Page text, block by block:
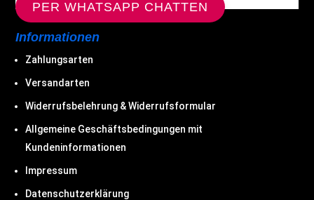
PER WHATSAPP CHATTEN
Informationen
Zahlungsarten
Versandarten
Widerrufsbelehrung & Widerrufsformular
Allgemeine Geschäftsbedingungen mit
Kundeninformationen
Impressum
Datenschutzerklärung